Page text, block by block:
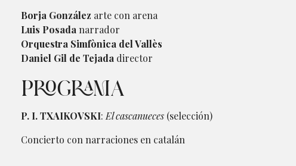
Borja González arte con arena
Luis Posada narrador
Orquestra Simfònica del Vallès
Daniel Gil de Tejada director
PROGRAMA
P. I. TXAIKOVSKI: El cascanueces (selección)
Concierto con narraciones en catalán